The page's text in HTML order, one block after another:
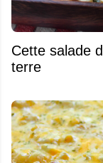
Cette salade
terre